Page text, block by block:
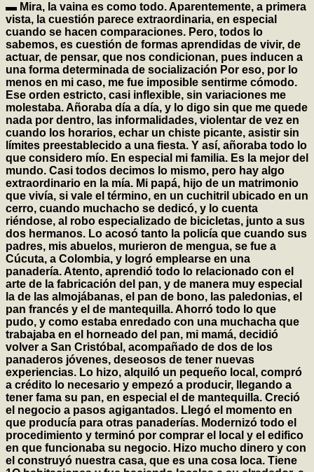
▬ Mira, la vaina es como todo. Aparentemente, a primera
vista, la cuestión parece extraordinaria, en especial
cuando se hacen comparaciones. Pero, todos lo
sabemos, es cuestión de formas aprendidas de vivir, de
actuar, de pensar, que nos condicionan, pues inducen a
una forma determinada de socialización Por eso, por lo
menos en mi caso, me fue imposible sentirme cómodo.
Ese orden estricto, casi inflexible, sin variaciones me
molestaba. Añoraba día a día, y lo digo sin que me quede
nada por dentro, las informalidades, violentar de vez en
cuando los horarios, echar un chiste picante, asistir sin
límites preestablecido a una fiesta. Y así, añoraba todo lo
que considero mío. En especial mi familia. Es la mejor del
mundo. Casi todos decimos lo mismo, pero hay algo
extraordinario en la mía. Mi papá, hijo de un matrimonio
que vivía, si vale el término, en un cuchitril ubicado en un
cerro, cuando muchacho se dedicó, y lo cuenta
riéndose, al robo especializado de bicicletas, junto a sus
dos hermanos. Lo acosó tanto la policía que cuando sus
padres, mis abuelos, murieron de mengua, se fue a
Cúcuta, a Colombia, y logró emplearse en una
panadería. Atento, aprendió todo lo relacionado con el
arte de la fabricación del pan, y de manera muy especial
la de las almojábanas, el pan de bono, las paledonias, el
pan francés y el de mantequilla. Ahorró todo lo que
pudo, y como estaba enredado con una muchacha que
trabajaba en el horneado del pan, mi mamá, decidió
volver a San Cristóbal, acompañado de dos de los
panaderos jóvenes, deseosos de tener nuevas
experiencias. Lo hizo, alquiló un pequeño local, compró
a crédito lo necesario y empezó a producir, llegando a
tener fama su pan, en especial el de mantequilla. Creció
el negocio a pasos agigantados. Llegó el momento en
que producía para otras panaderías. Modernizó todo el
procedimiento y terminó por comprar el local y el edifico
en que funcionaba su negocio. Hizo mucho dinero y con
el construyó nuestra casa, que es una cosa loca. Tiene